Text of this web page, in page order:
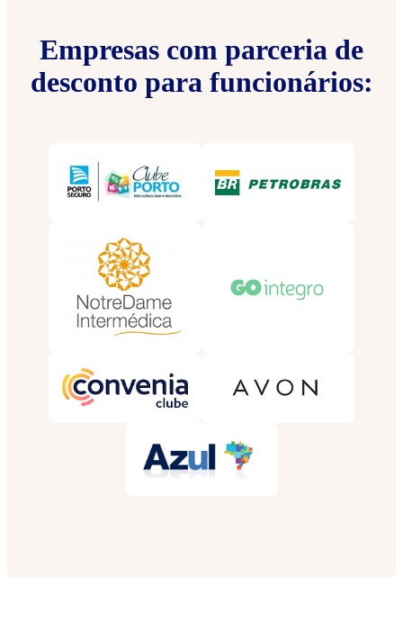
Empresas com parceria de
desconto para funcionários: